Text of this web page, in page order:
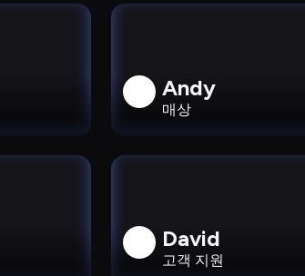
Andy
매상
David
고객 지원